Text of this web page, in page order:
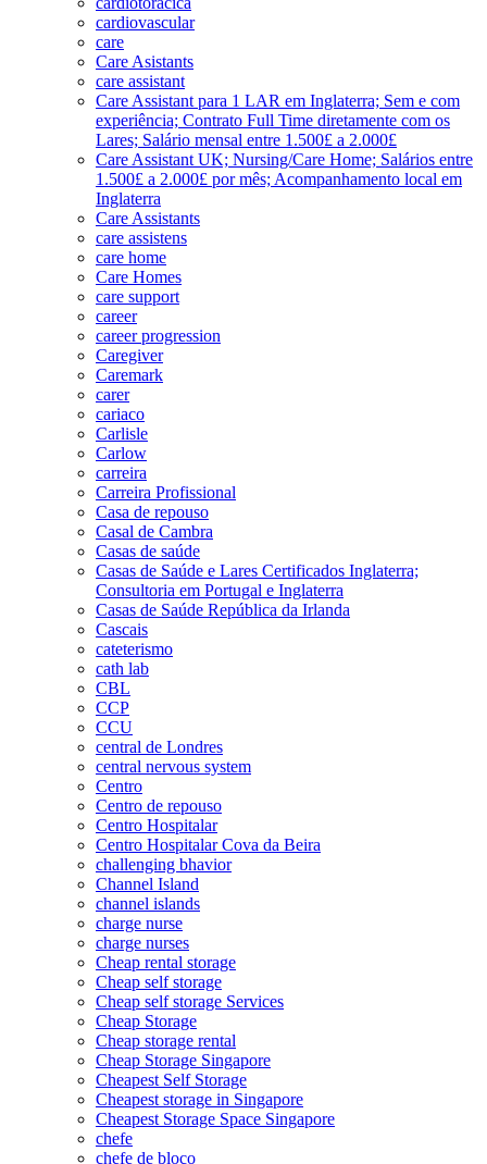
cardiovascular
care
Care Asistants
care assistant
Care Assistant para 1 LAR em Inglaterra; Sem e com
experiência; Contrato Full Time diretamente com os
Lares; Salário mensal entre 1.500£ a 2.000£
Care Assistant UK; Nursing/Care Home; Salários entre
1.500£ a 2.000£ por mês; Acompanhamento local em
Inglaterra
Care Assistants
care assistens
care home
Care Homes
care support
career
career progression
Caregiver
Caremark
carer
cariaco
Carlisle
Carlow
carreira
Carreira Profissional
Casa de repouso
Casal de Cambra
Casas de saúde
Casas de Saúde e Lares Certificados Inglaterra;
Consultoria em Portugal e Inglaterra
Casas de Saúde República da Irlanda
Cascais
cateterismo
cath lab
CBL
CCP
CCU
central de Londres
central nervous system
Centro
Centro de repouso
Centro Hospitalar
Centro Hospitalar Cova da Beira
challenging bhavior
Channel Island
channel islands
charge nurse
charge nurses
Cheap rental storage
Cheap self storage
Cheap self storage Services
Cheap Storage
Cheap storage rental
Cheap Storage Singapore
Cheapest Self Storage
Cheapest storage in Singapore
Cheapest Storage Space Singapore
chefe
chefe de bloco